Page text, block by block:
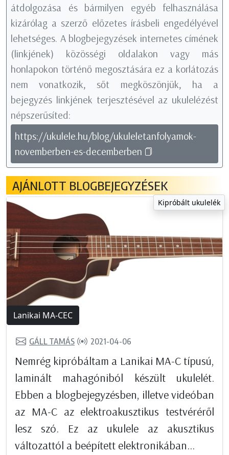
átdolgozása és bármilyen egyéb felhasználása
kizárólag a szerző előzetes írásbeli engedélyével
lehetséges. A blogbejegyzések internetes címének
(linkjének) közösségi oldalakon vagy más
honlapokon történő megosztására ez a korlátozás
nem vonatkozik, sőt megköszönjük, ha a
bejegyzés linkjének terjesztésével az ukulelézést
népszerűsíted:
https://ukulele.hu/blog/ukuleletanfolyamok-
novemberben-es-decemberben
AJÁNLOTT BLOGBEJEGYZÉSEK
Kipróbált ukulelék
Lanikai MA-CEC
GÁLL TAMÁS 2021-04-06
Nemrég kipróbáltam a Lanikai MA-C típusú,
laminált mahagóniból készült ukulelét.
Ebben a blogbejegyzésben, illetve videóban
az MA-C az elektroakusztikus testvéréről
lesz szó. Ez az ukulele az akusztikus
változattól a beépített elektronikában...